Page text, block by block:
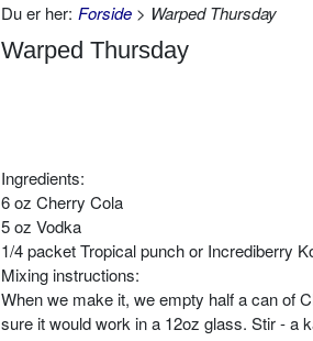
Du er her: Forside > Warped Thursday
Warped Thursday
Ingredients:
6 oz Cherry Cola
5 oz Vodka
1/4 packet Tropical punch or Incrediberry
Mixing instructions:
When we make it, we empty half a can of
sure it would work in a 12oz glass. Stir - a